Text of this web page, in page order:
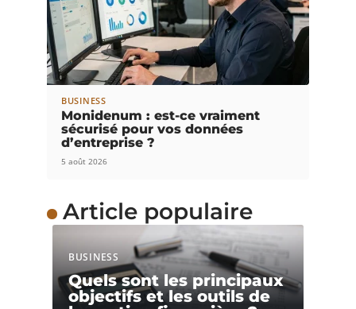
BUSINESS
Monidenum : est-ce vraiment
sécurisé pour vos données
d’entreprise ?
5 août 2026
Article populaire
BUSINESS
Quels sont les principaux
objectifs et les outils de